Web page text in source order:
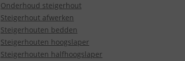
Onderhoud steigerhout
Steigerhout afwerken
Steigerhouten bedden
Steigerhouten hoogslaper
Steigerhouten halfhoogslaper